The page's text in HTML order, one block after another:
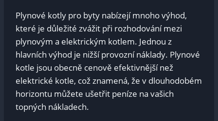
Plynové kotly pro byty nabízejí mnoho výhod,
které je důležité zvážit při rozhodování mezi
plynovým a elektrickým kotlem. Jednou z
hlavních výhod je nižší provozní náklady. Plynové
kotle jsou obecně cenově efektivnější než
elektrické kotle, což znamená, že v dlouhodobém
horizontu můžete ušetřit peníze na vašich
topných nákladech.